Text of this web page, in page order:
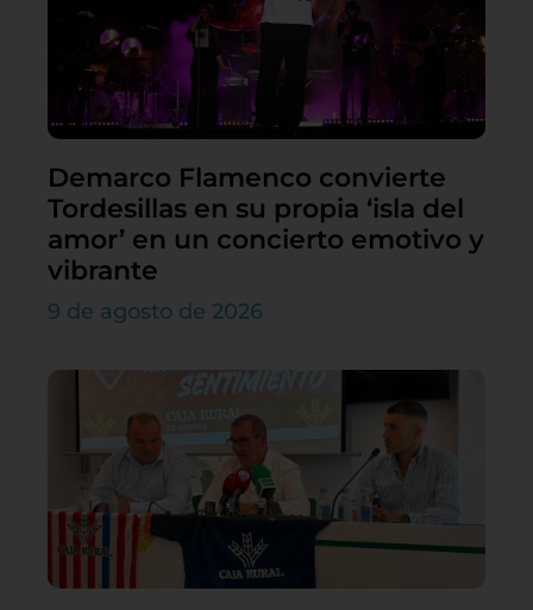
Demarco Flamenco convierte
Tordesillas en su propia ‘isla del
amor’ en un concierto emotivo y
vibrante
9 de agosto de 2026